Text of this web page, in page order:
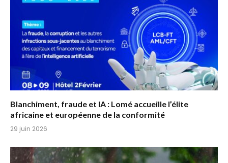
Blanchiment, fraude et IA : Lomé accueille l’élite
africaine et européenne de la conformité
29 juin 2026